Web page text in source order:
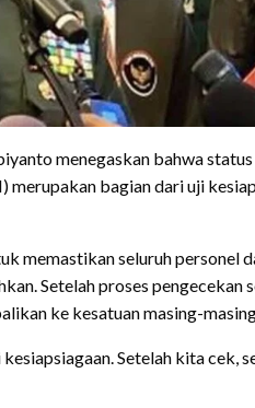
menegaskan bahwa
bagian dari uji
memastikan seluruh personel
Setelah proses pengecekan
ke kesatuan masing-
Setelah kita cek,